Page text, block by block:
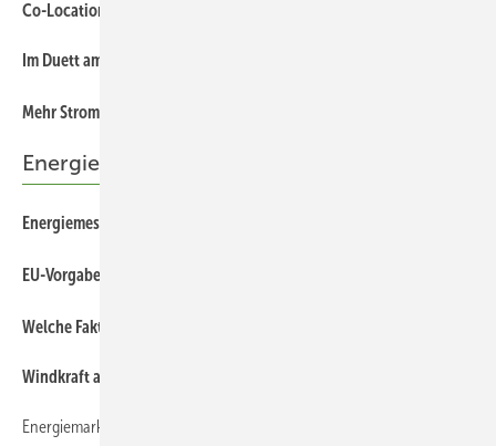
Co-Location: Warum Daten den Unterschied machen
Im Duett am Netz
M ehr Strom vom Acker
Energiemärkte weltweit
Energiemesse wächst und blickt auf Kommunen
EU-Vorgaben helfen
Welche Faktoren beeinflussen die Energiewende im Eigenheim?
Windkraft auf Rennwegkurs
Energiemarkt